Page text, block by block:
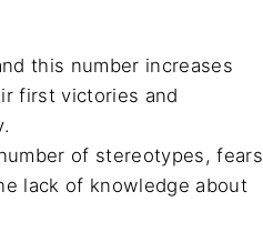
this number increases
first victories and
of stereotypes, fears
lack of knowledge about